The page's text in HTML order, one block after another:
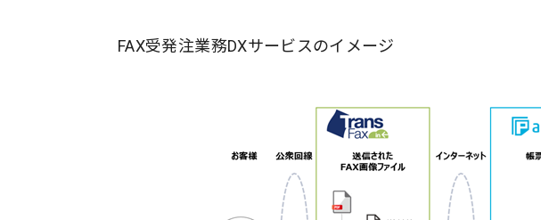
FAX受発注業務DXサービスのイメージ